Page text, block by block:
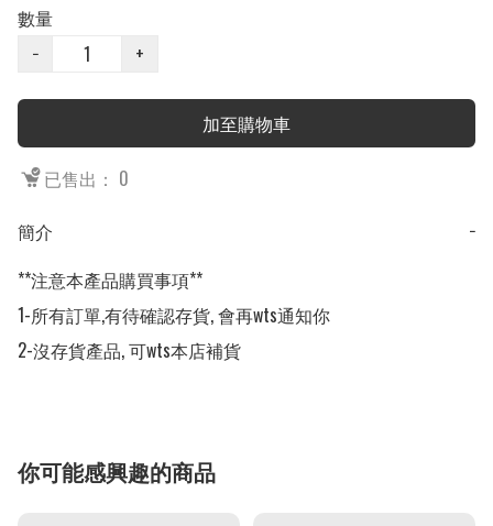
數量
−
+
加至購物車
已售出： 0
簡介
−
**注意本產品購買事項**
1-所有訂單,有待確認存貨, 會再wts通知你
2-沒存貨產品, 可wts本店補貨
你可能感興趣的商品